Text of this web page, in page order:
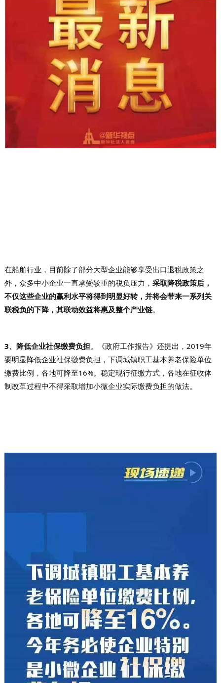
在船舶行业，目前除了部分大型企业能够享受出口退税政策之
外，众多中小企业一直承受较重的税负压力， 采取降税政策后，
不仅这些企业的赢利水平将得到明显好转，并将会带来一系列关
联税负的下降，其联动效益将惠及整个产业链。
3、降低企业社保缴费负担。
《政府工作报告》还提出，2019年
要明显降低企业社保缴费负担，下调城镇职工基本养老保险单位
缴费比例，各地可降至16%。稳定现行征缴方式，各地在征收体
制改革过程中不得采取增加小微企业实际缴费负担的做法。